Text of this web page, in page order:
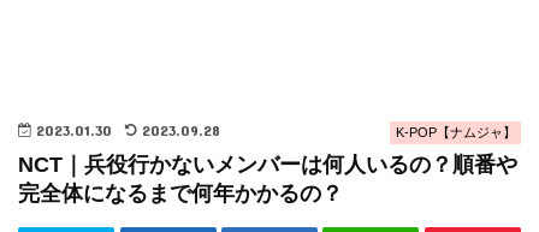
K-POP【ナムジャ】
2023.01.30 2023.09.28
NCT｜兵役行かないメンバーは何人いるの？順番や
完全体になるまで何年かかるの？